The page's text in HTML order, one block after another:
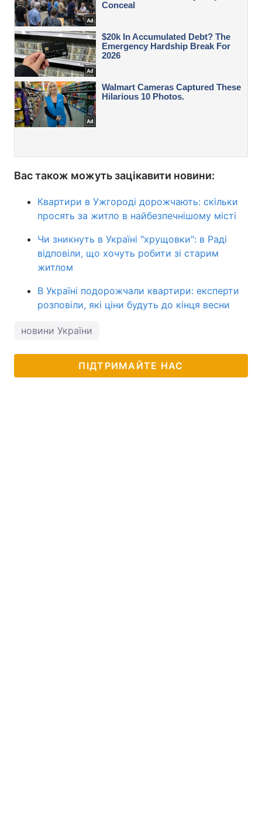
Вас також можуть зацікавити новини:
Квартири в Ужгороді дорожчають: скільки
просять за житло в найбезпечнішому місті
Чи зникнуть в Україні "хрущовки": в Раді
відповіли, що хочуть робити зі старим
житлом
В Україні подорожчали квартири: експерти
розповіли, які ціни будуть до кінця весни
новини України
ПІДТРИМАЙТЕ НАС